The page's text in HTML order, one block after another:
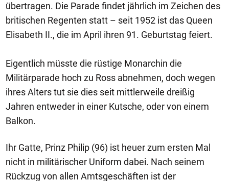
übertragen. Die Parade findet jährlich im Zeichen des
britischen Regenten statt – seit 1952 ist das Queen
Elisabeth II., die im April ihren 91. Geburtstag feiert.
Eigentlich müsste die rüstige Monarchin die
Militärparade hoch zu Ross abnehmen, doch wegen
ihres Alters tut sie dies seit mittlerweile dreißig
Jahren entweder in einer Kutsche, oder von einem
Balkon.
Ihr Gatte, Prinz Philip (96) ist heuer zum ersten Mal
nicht in militärischer Uniform dabei. Nach seinem
Rückzug von allen Amtsgeschäften ist der